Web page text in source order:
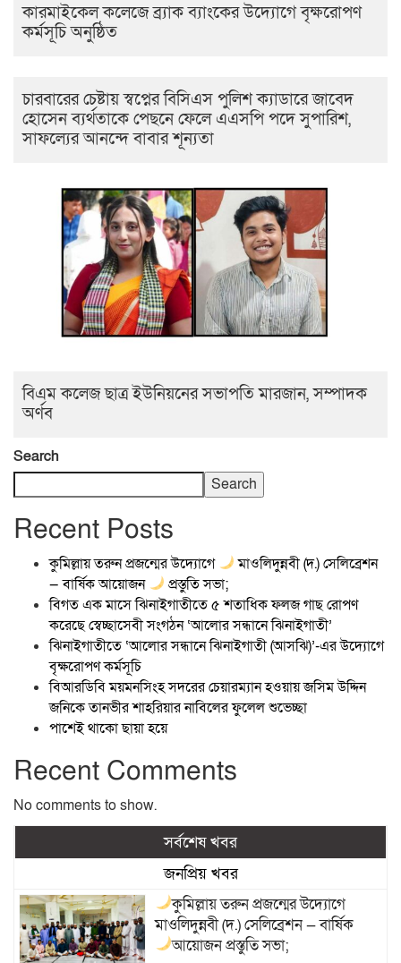
কারমাইকেল কলেজে ব্র্যাক ব্যাংকের উদ্যোগে বৃক্ষরোপণ
কর্মসূচি অনুষ্ঠিত
চারবারের চেষ্টায় স্বপ্নের বিসিএস পুলিশ ক্যাডারে জাবেদ
হোসেন ব্যর্থতাকে পেছনে ফেলে এএসপি পদে সুপারিশ,
সাফল্যের আনন্দে বাবার শূন্যতা
বিএম কলেজ ছাত্র ইউনিয়নের সভাপতি মারজান, সম্পাদক
অর্ণব
Search
Search
Recent Posts
কুমিল্লায় তরুন প্রজন্মের উদ্যোগে
মাওলিদুন্নবী (দ.) সেলিব্রেশন
— বার্ষিক আয়োজন
প্রস্তুতি সভা;
বিগত এক মাসে ঝিনাইগাতীতে ৫ শতাধিক ফলজ গাছ রোপণ
করেছে স্বেচ্ছাসেবী সংগঠন ‘আলোর সন্ধানে ঝিনাইগাতী’
ঝিনাইগাতীতে ‘আলোর সন্ধানে ঝিনাইগাতী (আসঝি)’-এর উদ্যোগে
বৃক্ষরোপণ কর্মসূচি
বিআরডিবি ময়মনসিংহ সদরের চেয়ারম্যান হওয়ায় জসিম উদ্দিন
জনিকে তানভীর শাহরিয়ার নাবিলের ফুলেল শুভেচ্ছা
পাশেই থাকো ছায়া হয়ে
Recent Comments
No comments to show.
সর্বশেষ খবর
জনপ্রিয় খবর
কুমিল্লায় তরুন প্রজন্মের উদ্যোগে
মাওলিদুন্নবী (দ.) সেলিব্রেশন — বার্ষিক
আয়োজনপ্রস্তুতি সভা;